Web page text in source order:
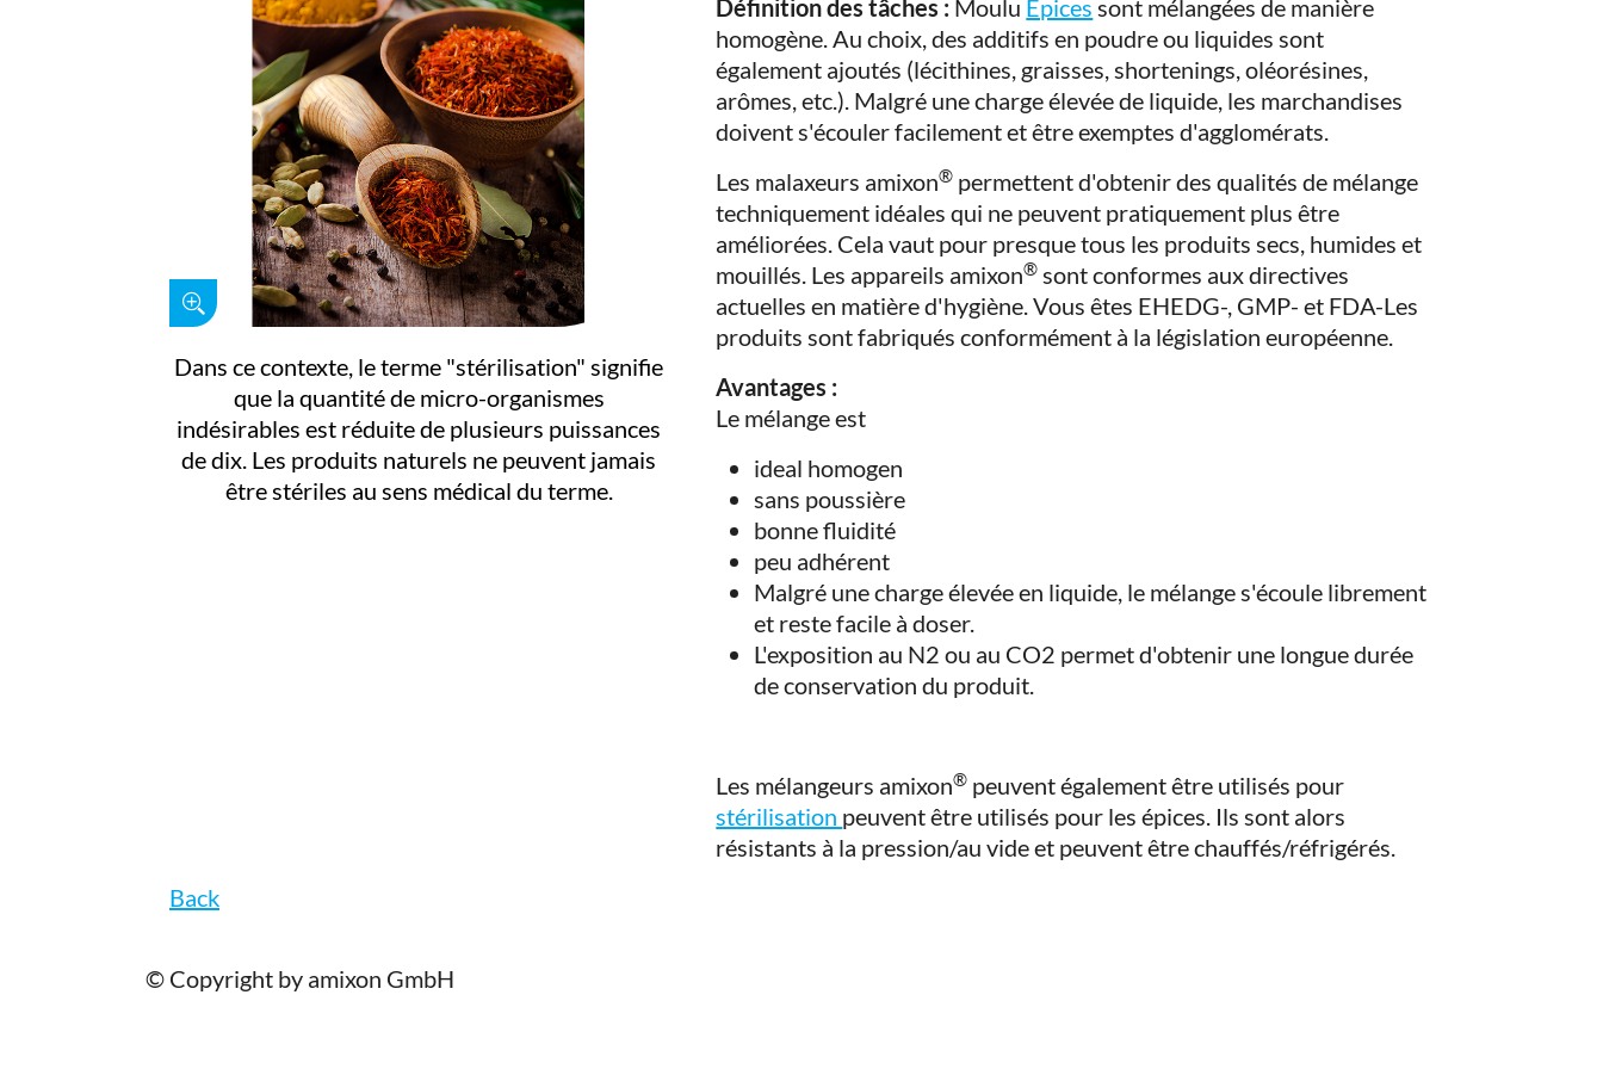
Dans ce contexte, le terme "stérilisation" signifie
que la quantité de micro-organismes
indésirables est réduite de plusieurs puissances
de dix. Les produits naturels ne peuvent jamais
être stériles au sens médical du terme.
Définition des tâches : Moulu Épices sont mélangées de manière
homogène. Au choix, des additifs en poudre ou liquides sont
également ajoutés (lécithines, graisses, shortenings, oléorésines,
arômes, etc.). Malgré une charge élevée de liquide, les marchandises
doivent s'écouler facilement et être exemptes d'agglomérats.
Les malaxeurs amixon® permettent d'obtenir des qualités de mélange
techniquement idéales qui ne peuvent pratiquement plus être
améliorées. Cela vaut pour presque tous les produits secs, humides et
mouillés. Les appareils amixon® sont conformes aux directives
actuelles en matière d'hygiène. Vous êtes EHEDG-, GMP- et FDA-Les
produits sont fabriqués conformément à la législation européenne.
Avantages :
Le mélange est
ideal homogen
sans poussière
bonne fluidité
peu adhérent
Malgré une charge élevée en liquide, le mélange s'écoule librement
et reste facile à doser.
L'exposition au N2 ou au CO2 permet d'obtenir une longue durée
de conservation du produit.
Les mélangeurs amixon® peuvent également être utilisés pour
stérilisation peuvent être utilisés pour les épices. Ils sont alors
résistants à la pression/au vide et peuvent être chauffés/réfrigérés.
Back
© Copyright by amixon GmbH